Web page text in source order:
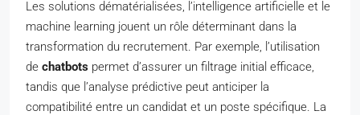
Les solutions dématérialisées, l’intelligence artificielle et le
machine learning jouent un rôle déterminant dans la
transformation du recrutement. Par exemple, l’utilisation
de chatbots permet d’assurer un filtrage initial efficace,
tandis que l’analyse prédictive peut anticiper la
compatibilité entre un candidat et un poste spécifique. La